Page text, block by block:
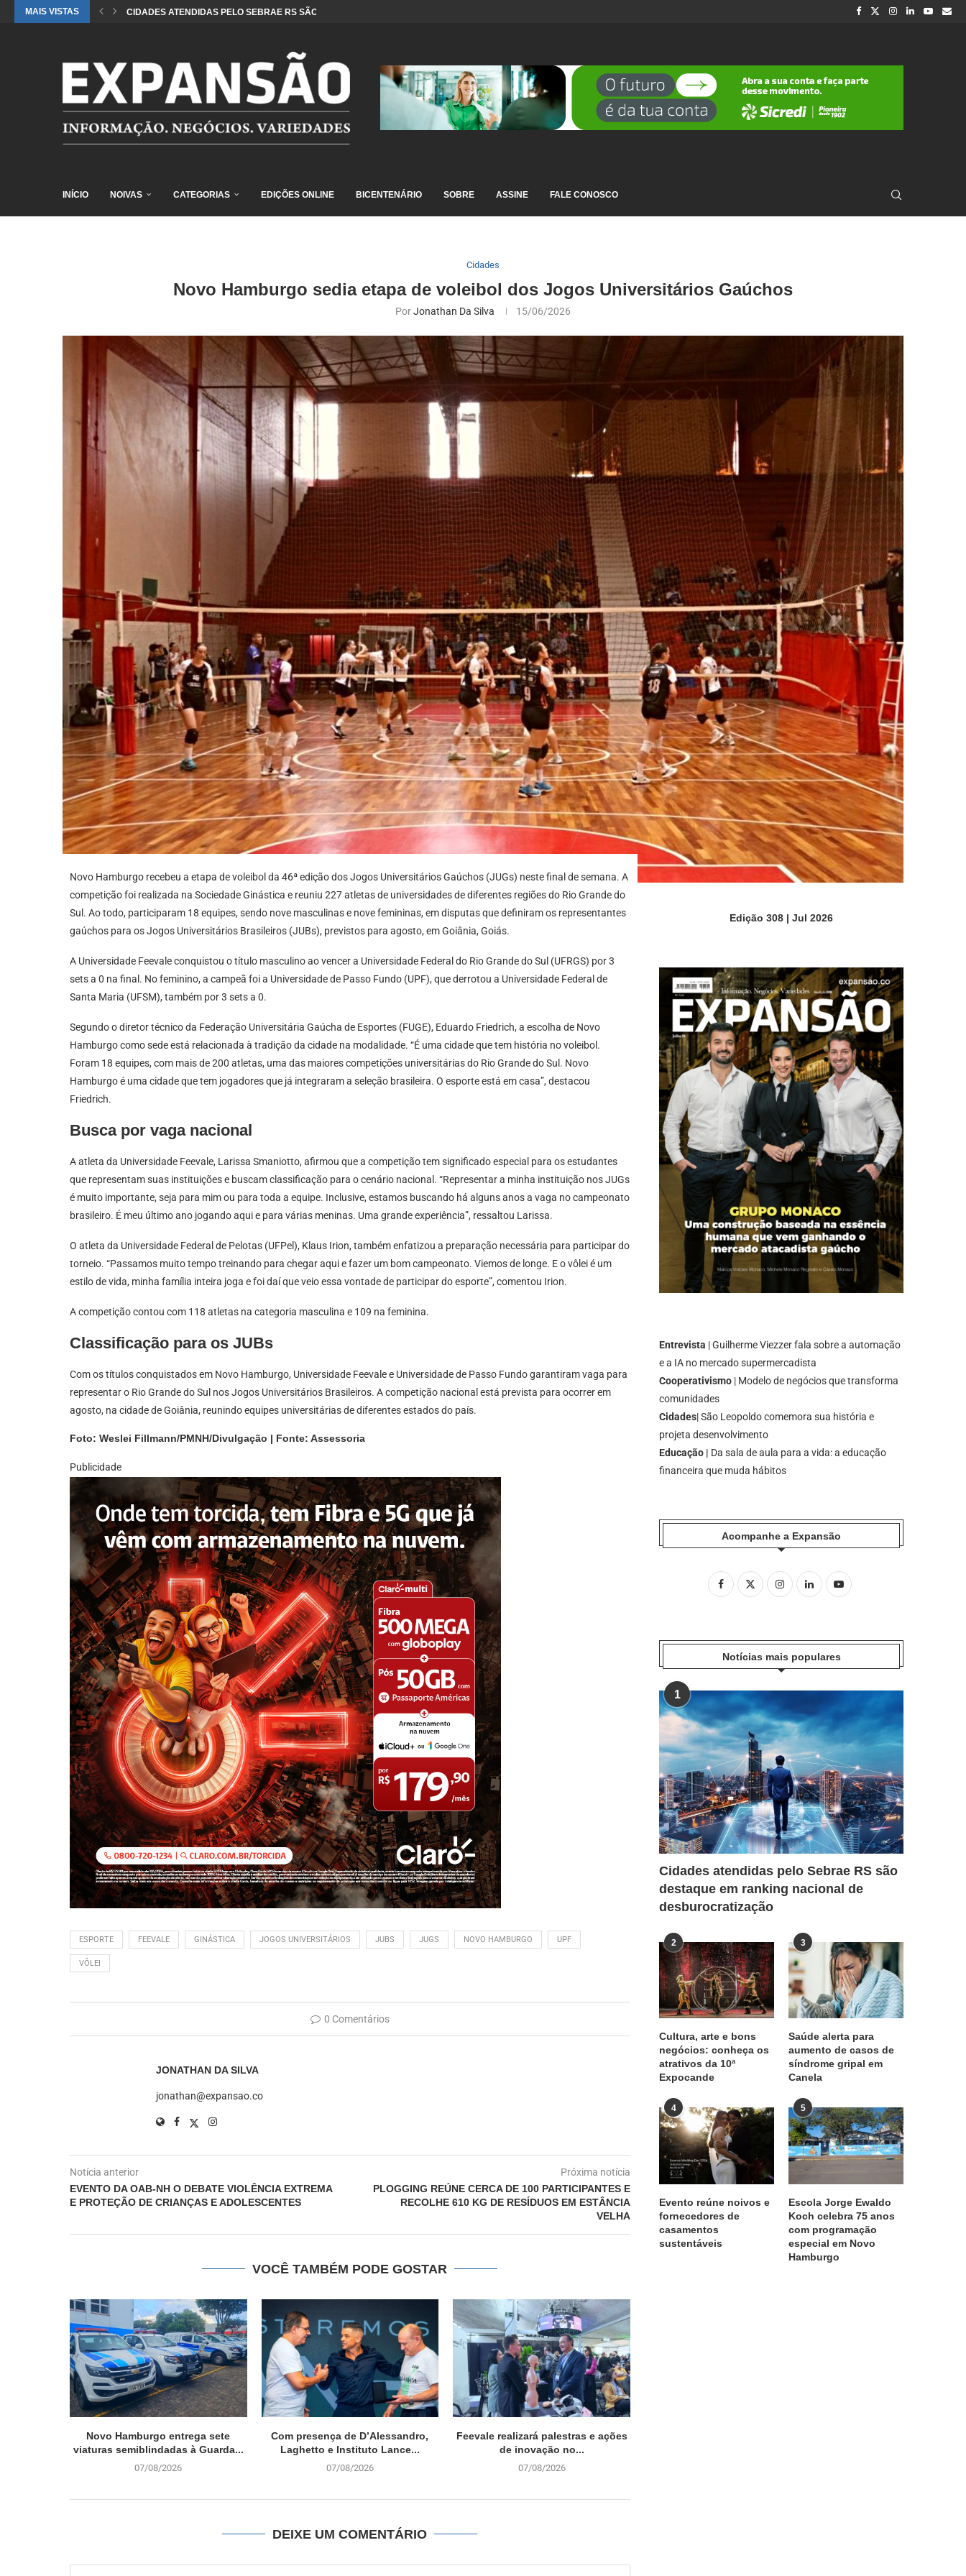
MAIS VISTAS CIDADES ATENDIDAS PELO SEBRAE RS SÃO DESTAQUE EM RANKING NACIONAL...
INÍCIO NOIVAS CATEGORIAS EDIÇÕES ONLINE BICENTENÁRIO SOBRE ASSINE FALE CONOSCO
Cidades
Novo Hamburgo sedia etapa de voleibol dos Jogos Universitários Gaúchos
PorJonathan Da Silva 15/06/2026
Novo Hamburgo recebeu a etapa de voleibol da 46ª edição dos Jogos Universitários Gaúchos (JUGs) neste final de semana. A
competição foi realizada na Sociedade Ginástica e reuniu 227 atletas de universidades de diferentes regiões do Rio Grande do
Sul. Ao todo, participaram 18 equipes, sendo nove masculinas e nove femininas, em disputas que definiram os representantes
gaúchos para os Jogos Universitários Brasileiros (JUBs), previstos para agosto, em Goiânia, Goiás.
A Universidade Feevale conquistou o título masculino ao vencer a Universidade Federal do Rio Grande do Sul (UFRGS) por 3
sets a 0 na final. No feminino, a campeã foi a Universidade de Passo Fundo (UPF), que derrotou a Universidade Federal de
Santa Maria (UFSM), também por 3 sets a 0.
Segundo o diretor técnico da Federação Universitária Gaúcha de Esportes (FUGE), Eduardo Friedrich, a escolha de Novo
Hamburgo como sede está relacionada à tradição da cidade na modalidade. “É uma cidade que tem história no voleibol.
Foram 18 equipes, com mais de 200 atletas, uma das maiores competições universitárias do Rio Grande do Sul. Novo
Hamburgo é uma cidade que tem jogadores que já integraram a seleção brasileira. O esporte está em casa”, destacou
Friedrich.
Busca por vaga nacional
A atleta da Universidade Feevale, Larissa Smaniotto, afirmou que a competição tem significado especial para os estudantes
que representam suas instituições e buscam classificação para o cenário nacional. “Representar a minha instituição nos JUGs
é muito importante, seja para mim ou para toda a equipe. Inclusive, estamos buscando há alguns anos a vaga no campeonato
brasileiro. É meu último ano jogando aqui e para várias meninas. Uma grande experiência”, ressaltou Larissa.
O atleta da Universidade Federal de Pelotas (UFPel), Klaus Irion, também enfatizou a preparação necessária para participar do
torneio. “Passamos muito tempo treinando para chegar aqui e fazer um bom campeonato. Viemos de longe. E o vôlei é um
estilo de vida, minha família inteira joga e foi daí que veio essa vontade de participar do esporte”, comentou Irion.
A competição contou com 118 atletas na categoria masculina e 109 na feminina.
Classificação para os JUBs
Com os títulos conquistados em Novo Hamburgo, Universidade Feevale e Universidade de Passo Fundo garantiram vaga para
representar o Rio Grande do Sul nos Jogos Universitários Brasileiros. A competição nacional está prevista para ocorrer em
agosto, na cidade de Goiânia, reunindo equipes universitárias de diferentes estados do país.
Foto: Weslei Fillmann/PMNH/Divulgação | Fonte: Assessoria
Publicidade
ESPORTE FEEVALE GINÁSTICA JOGOS UNIVERSITÁRIOS JUBS JUGS NOVO HAMBURGO UPF
VÔLEI
0 Comentários
JONATHAN DA SILVA
jonathan@expansao.co
Notícia anterior
EVENTO DA OAB-NH O DEBATE VIOLÊNCIA EXTREMA
E PROTEÇÃO DE CRIANÇAS E ADOLESCENTES
Próxima notícia
PLOGGING REÚNE CERCA DE 100 PARTICIPANTES E
RECOLHE 610 KG DE RESÍDUOS EM ESTÂNCIA
VELHA
VOCÊ TAMBÉM PODE GOSTAR
Novo Hamburgo entrega sete
viaturas semiblindadas à Guarda...
07/08/2026
Com presença de D’Alessandro,
Laghetto e Instituto Lance...
07/08/2026
Feevale realizará palestras e ações
de inovação no...
07/08/2026
DEIXE UM COMENTÁRIO
Edição 308 | Jul 2026
Entrevista | Guilherme Viezzer fala sobre a automação
e a IA no mercado supermercadista
Cooperativismo | Modelo de negócios que transforma
comunidades
Cidades| São Leopoldo comemora sua história e
projeta desenvolvimento
Educação | Da sala de aula para a vida: a educação
financeira que muda hábitos
Acompanhe a Expansão
Notícias mais populares
1
Cidades atendidas pelo Sebrae RS são
destaque em ranking nacional de
desburocratização
2
Cultura, arte e bons
negócios: conheça os
atrativos da 10ª
Expocande
3
Saúde alerta para
aumento de casos de
síndrome gripal em
Canela
4
Evento reúne noivos e
fornecedores de
casamentos
sustentáveis
5
Escola Jorge Ewaldo
Koch celebra 75 anos
com programação
especial em Novo
Hamburgo